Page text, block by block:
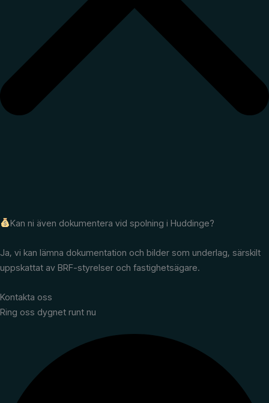
Kan ni även dokumentera vid spolning i Huddinge?
Ja, vi kan lämna dokumentation och bilder som underlag, särskilt
uppskattat av BRF-styrelser och fastighetsägare.
Kontakta oss
Ring oss dygnet runt nu